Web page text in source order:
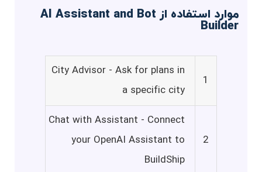
موارد استفاده از AI Assistant and Bot
Builder
1
City Advisor - Ask for plans in
a specific city
2
Chat with Assistant - Connect
your OpenAI Assistant to
BuildShip